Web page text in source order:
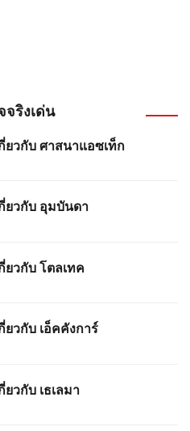
จริงเด่น
ยวกับ ศาสนาแอซเท็ก
ยวกับ อุมบันดา
ยวกับ โตลเทค
ยวกับ เอ็คคังการ์
ยวกับ เธเลมา